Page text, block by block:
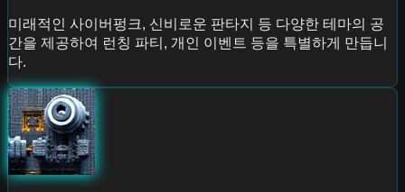
미래적인 사이버펑크, 신비로운 판타지 등 다양한 테마의 공
간을 제공하여 런칭 파티, 개인 이벤트 등을 특별하게 만듭니
다.